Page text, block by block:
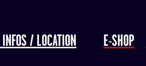
/ LOCATION E-SHOP